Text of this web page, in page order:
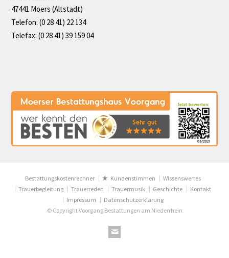
47441 Moers (Altstadt)
Telefon: (0 28 41) 22 134
Telefax: (0 28 41) 39 159 04
Bestattungskostenrechner Kundenstimmen
Wissenswertes
Trauerbegleitung
Trauerreden Trauermusik Geschichte
Kontakt
Impressum
Datenschutzerklärung
© Copyright Voorgang Bestattungen am Niederrhein